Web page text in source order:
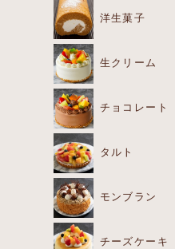
洋生菓子
生クリーム
チョコレート
タルト
モンブラン
チーズケーキ